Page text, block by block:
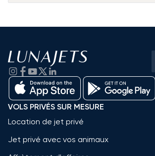
VOLS PRIVÉS SUR MESURE
Location de jet privé
Jet privé avec vos animaux